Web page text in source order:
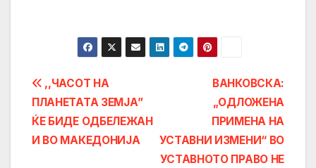
Post
navigation
ВАНКОВСКА:
„ОДЛОЖЕНА
ПРИМЕНА НА
УСТАВНИ ИЗМЕНИ“ ВО
УСТАВНОТО ПРАВО НЕ
,,ЧАСОТ НА
ПЛАНЕТАТА ЗЕМЈА”
ЌЕ БИДЕ ОДБЕЛЕЖАН
И ВО МАКЕДОНИЈА